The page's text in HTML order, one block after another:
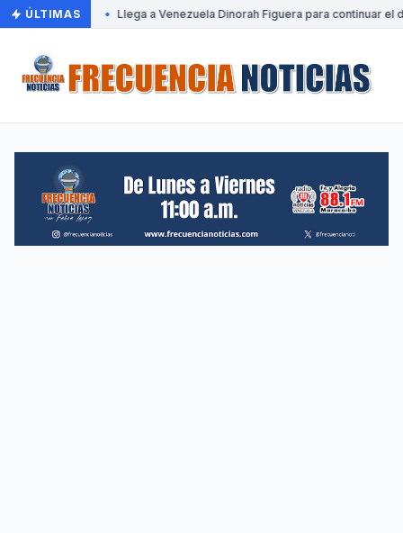
ÚLTIMAS • Llega a Venezuela Dinorah Figuera para continuar el